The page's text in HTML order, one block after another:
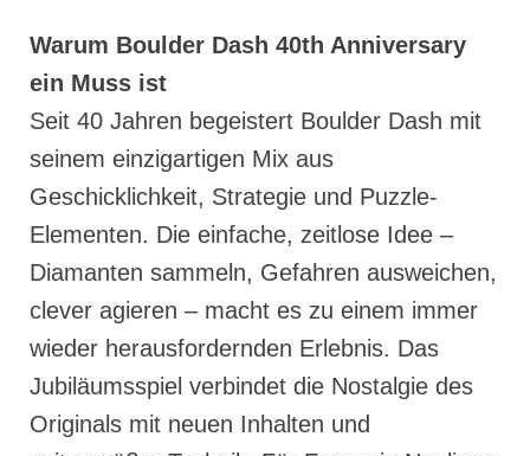
Warum Boulder Dash 40th Anniversary
ein Muss ist
Seit 40 Jahren begeistert Boulder Dash mit
seinem einzigartigen Mix aus
Geschicklichkeit, Strategie und Puzzle-
Elementen. Die einfache, zeitlose Idee –
Diamanten sammeln, Gefahren ausweichen,
clever agieren – macht es zu einem immer
wieder herausfordernden Erlebnis. Das
Jubiläumsspiel verbindet die Nostalgie des
Originals mit neuen Inhalten und